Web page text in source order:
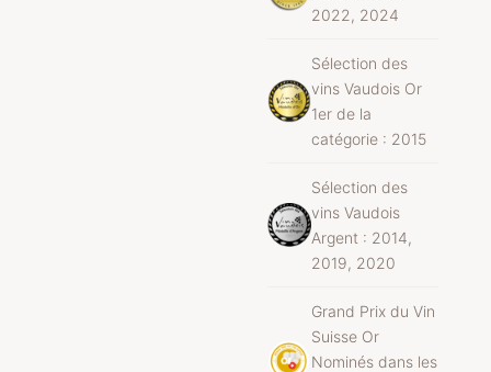
2022, 2024
Sélection des
vins Vaudois Or
1er de la
catégorie : 2015
Sélection des
vins Vaudois
Argent : 2014,
2019, 2020
Grand Prix du Vin
Suisse Or
Nominés dans les